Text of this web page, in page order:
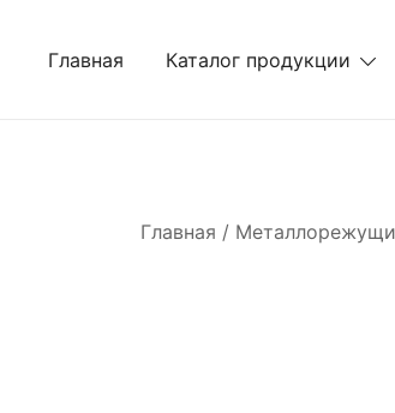
Главная Каталог продукции
Главная /